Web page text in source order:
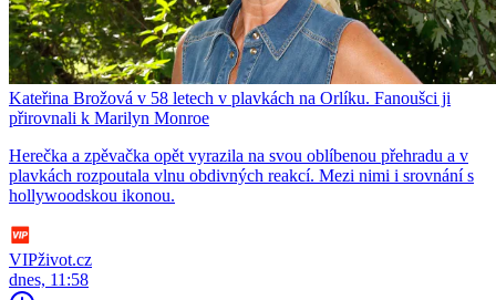
Kateřina Brožová v 58 letech v plavkách na Orlíku. Fanoušci ji
přirovnali k Marilyn Monroe
Herečka a zpěvačka opět vyrazila na svou oblíbenou přehradu a v
plavkách rozpoutala vlnu obdivných reakcí. Mezi nimi i srovnání s
hollywoodskou ikonou.
VIPživot.cz
dnes, 11:58